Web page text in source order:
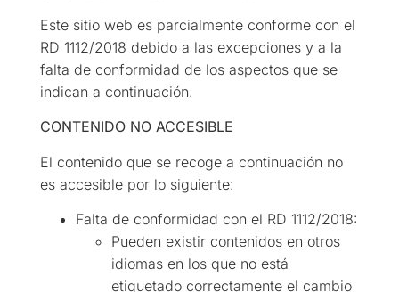
Este sitio web es parcialmente conforme con el
RD 1112/2018 debido a las excepciones y a la
falta de conformidad de los aspectos que se
indican a continuación.
CONTENIDO NO ACCESIBLE
El contenido que se recoge a continuación no
es accesible por lo siguiente:
Falta de conformidad con el RD 1112/2018:
Pueden existir contenidos en otros
idiomas en los que no está
etiquetado correctamente el cambio